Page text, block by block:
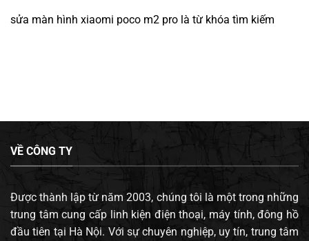
sửa màn hình xiaomi poco m2 pro là từ khóa tìm kiếm
VỀ CÔNG TY
Được thành lập từ năm 2003, chúng tôi là một trong những
trung tâm cung cấp linh kiện điện thoại, máy tính, đông hồ
đầu tiên tại Hà Nội. Với sự chuyên nghiệp, uy tín, trung tâm